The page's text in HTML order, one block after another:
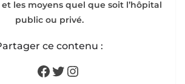
les moyens quel que soit l’hôpital
public ou privé.
ce contenu :
Facebook
Twitter
Instagram